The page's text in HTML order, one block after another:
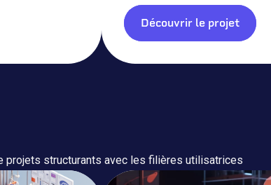
Découvrir le projet
projets structurants avec les filières utilisatrices